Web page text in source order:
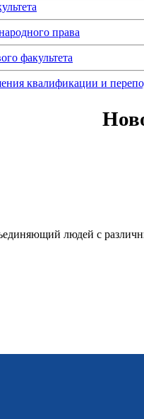
права
факультета
квалификации и
людей с